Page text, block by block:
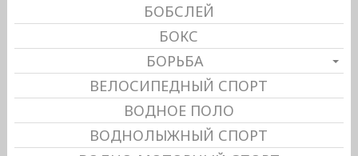
БОБСЛЕЙ
БОКС
БОРЬБА
ВЕЛОСИПЕДНЫЙ СПОРТ
ВОДНОЕ ПОЛО
ВОДНОЛЫЖНЫЙ СПОРТ